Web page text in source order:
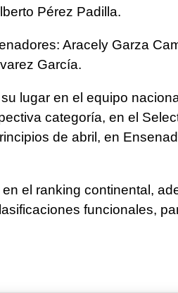
Pérez Padilla.
Aracely Garza
García.
lugar en el equipo
categoría, en el
de abril, en
el ranking continental,
funcionales,